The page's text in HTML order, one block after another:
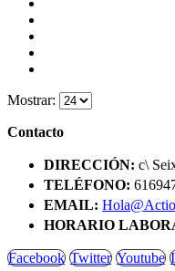
Mostrar:
Contacto
DIRECCIÓN: c\
TELÉFONO:
EMAIL:
HORARIO
Facebook Twitter Youtube